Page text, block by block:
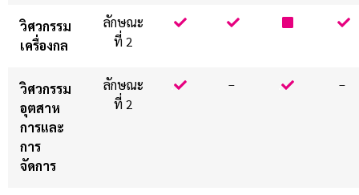
วิศวกรรม
เครื่องกล
ลักษณะ
ที่ 2
วิศวกรรม
อุตสาห
การและ
การ
จัดการ
ลักษณะ
ที่ 2
– –